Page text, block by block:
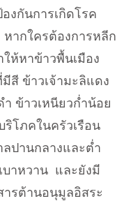
งกันการเกิดโรค
ากใครต้องการหลีก
ให้หาข้าวพื้นเมือง
สี ข้าวเจ้ามะลิแดง
ำ ข้าวเหนียวก่ำน้อย
ริโภคในครัวเรือน
ปานกลางและต่ำ
บาหวาน และยังมี
รต้านอนุมูลอิสระ